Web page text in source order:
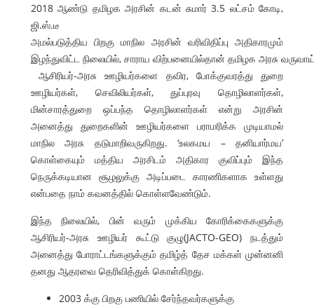
2018 ஆண்டு தமிழக அரசின் கடன் சுமார் 3.5 லட்சம் கோடி,
ஜி.ஸ்.டீ
அமல்படுத்திய பிறகு மாநில அரசின் வரிவிதிப்பு அதிகாரமும்
இழந்துவிட்ட நிலையில், சாராய விற்பனையில்தான் தமிழக அரசு
ஆசிரியர்-அரசு ஊழியர்களை தவிர, போக்குவரத்து துறை
ஊழியர்கள், செவிலியர்கள், துப்புரவு தொழிலாளர்கள்,
மின்சாரத்துறை ஒப்பந்த தொழிலாளர்கள் என்று அரசின்
அனைத்து துறைகளின் ஊழியர்களை பராமரிக்க முடியாமல்
மாநில அரசு தடுமாறிவருகிறது. ‘உலகமய – தனியார்மய’
கொள்கையும் மத்திய அரசிடம் அதிகார குவிப்பும் இந்த
நெருக்கடியான சூழலுக்கு அடிப்படை காரணிகளாக உள்ளது
என்பதை நாம் கவனத்தில் கொள்ளவேண்டும்.
இந்த நிலையில், பின் வரும் முக்கிய கோரிக்கைகளுக்கு
ஆசிரியர்-அரசு ஊழியர் கூட்டு குழு(JACTO-GEO) நடத்தும்
அனைத்து போராட்டங்களுக்கும் தமிழ்த் தேச மக்கள் முன்னனி
தனது ஆதரவை தெரிவித்துக் கொள்கிறது.
2003 க்கு பிறகு பணியில் சேர்ந்தவர்களுக்கு